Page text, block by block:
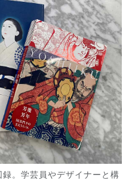
。学芸員やデザイナーと構